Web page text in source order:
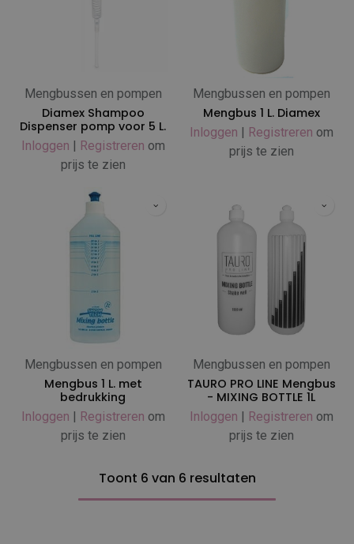
Mengbussen en pompen
Diamex Shampoo
Dispenser pomp voor 5 L.
Inloggen | Registreren om
prijs te zien
Mengbussen en pompen
Mengbus 1 L. Diamex
Inloggen | Registreren om
prijs te zien
Mengbussen en pompen
Mengbus 1 L. met
bedrukking
Inloggen | Registreren om
prijs te zien
Mengbussen en pompen
TAURO PRO LINE Mengbus
- MIXING BOTTLE 1L
Inloggen | Registreren om
prijs te zien
Toont 6 van 6 resultaten